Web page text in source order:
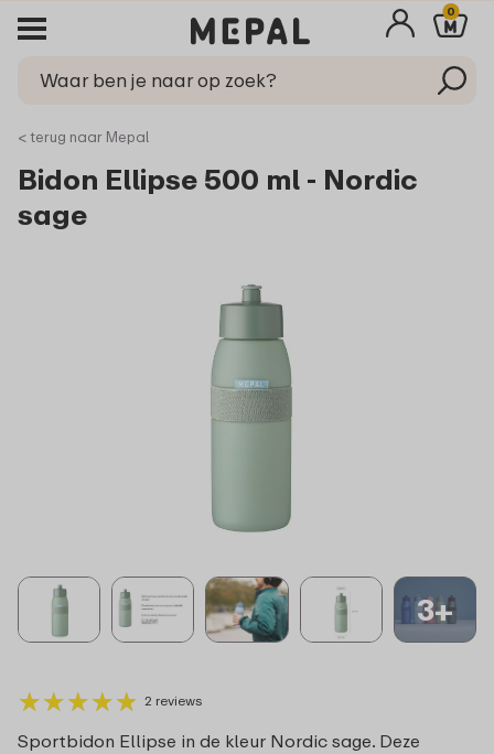
0
< terug naar Mepal
Bidon Ellipse 500 ml - Nordic
sage
3+
★★★★★
★★★★★ 2 reviews
Sportbidon Ellipse in de kleur Nordic sage. Deze